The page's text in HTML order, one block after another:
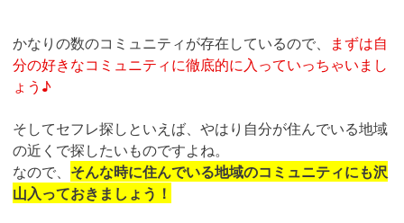
かなりの数のコミュニティが存在しているので、
まずは自
分の好きなコミュニティに徹底的に入っていっちゃいまし
ょう♪
そしてセフレ探しといえば、やはり自分が住んでいる地域
の近くで探したいものですよね。
なので、 そんな時に住んでいる地域のコミュニティにも沢
山入っておきましょう！